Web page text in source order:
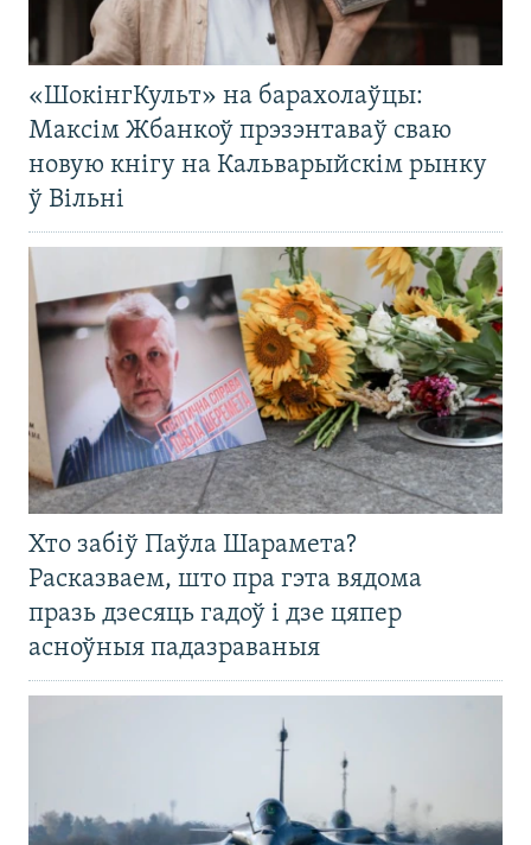
«ШокінгКульт» на барахолаўцы:
Максім Жбанкоў прэзэнтаваў сваю
новую кнігу на Кальварыйскім рынку
ў Вільні
Хто забіў Паўла Шарамета?
Расказваем, што пра гэта вядома
празь дзесяць гадоў і дзе цяпер
асноўныя падазраваныя